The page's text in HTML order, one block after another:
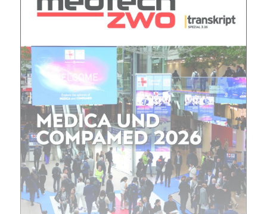
Mit dem |transkript-Newsletter
jede Woche aktuell informiert.
E-
Mail
(erforderlich)